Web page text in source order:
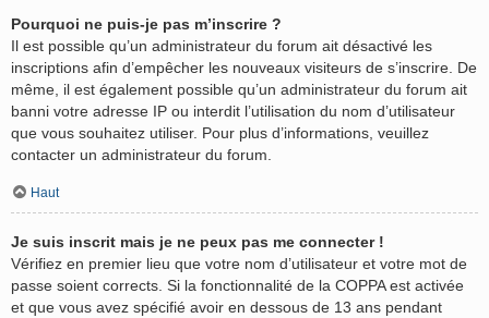
Pourquoi ne puis-je pas m’inscrire ?
Il est possible qu’un administrateur du forum ait désactivé les
inscriptions afin d’empêcher les nouveaux visiteurs de s’inscrire. De
même, il est également possible qu’un administrateur du forum ait
banni votre adresse IP ou interdit l’utilisation du nom d’utilisateur
que vous souhaitez utiliser. Pour plus d’informations, veuillez
contacter un administrateur du forum.
Haut
Je suis inscrit mais je ne peux pas me connecter !
Vérifiez en premier lieu que votre nom d’utilisateur et votre mot de
passe soient corrects. Si la fonctionnalité de la COPPA est activée
et que vous avez spécifié avoir en dessous de 13 ans pendant